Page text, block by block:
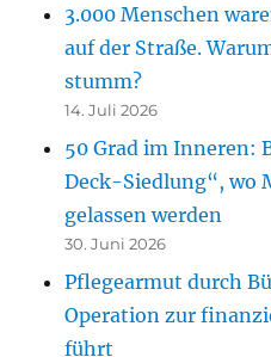
3.000 Menschen
auf der Straße.
stumm?
14. Juli 2026
50 Grad im Inneren:
Deck-Siedlung“, wo
gelassen werden
30. Juni 2026
Pflegearmut durch
Operation zur
führt